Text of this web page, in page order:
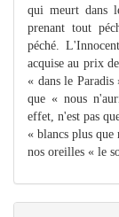
qui meurt dans
prenant tout
péché.
acquise au prix
« dans le
que « nous
effet, n'est pas
« blancs plus que
nos oreilles « le